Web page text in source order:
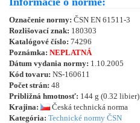
Označenie normy: ČSN EN 61511-3
Rozlišovací znak: 180303
Katalógové číslo: 74296
Poznámka: NEPLATNÁ
Dátum vydania normy: 1.10.2005
Kód tovaru: NS-160611
Počet strán: 48
Približná hmotnosť: 144 g (0.32 libier)
Krajina:
Česká technická norma
Kategória: Technické normy ČSN